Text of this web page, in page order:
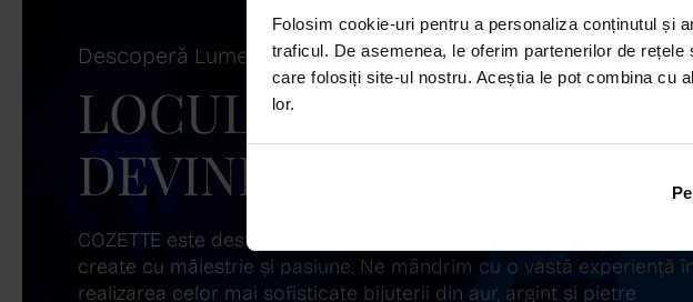
Folosim cookie-uri pentru a personaliza conținutul și
traficul. De asemenea, le oferim partenerilor de
care folosiți site-ul nostru. Aceștia le pot combina cu
lor.
Descoperă Lumea COZETTE,
LOCUL UNDE STILUL
DEVINE ARTĂ!
COZETTE este destinația ta de top pentru bijuterii elegante și
create cu măiestrie și pasiune. Ne mândrim cu o vastă experiență
realizarea celor mai sofisticate bijuterii din aur, argint și pietre